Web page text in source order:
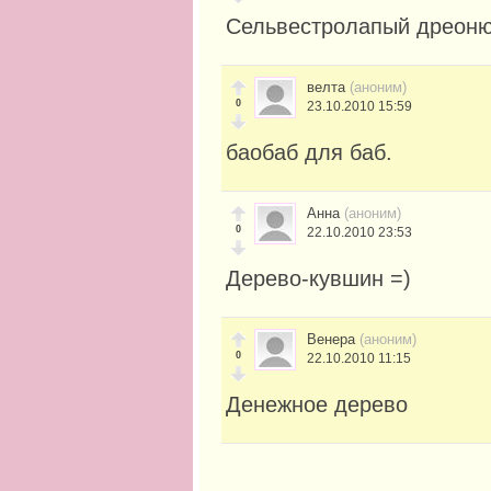
Сельвестролапый
0
велта (аноним)
23.10.2010 15:59
баобаб для баб.
0
Анна (аноним)
22.10.2010 23:53
Дерево-кувшин =)
0
Венера (аноним)
22.10.2010 11:15
Денежное дерево